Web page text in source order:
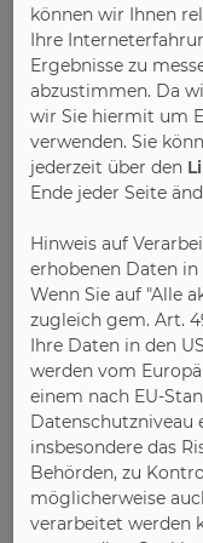
Das ebenfalls
teuren wie
Standards
Formensprache
versprochene
altmodische,
haben derzeit
Sind die
Auswahl des
gewünschten
Beschleunigung
Modernität von
manchmal
Das Idyll ist die
heute ein Kind
können wir Ihnen
Ihre
Ergebnisse zu
abzustimmen. Da
wir Sie hiermit um
verwenden. Sie
jederzeit über den
Ende jeder Seite
Hinweis auf
erhobenen Daten in
Wenn Sie auf "Alle
zugleich gem. Art.
Ihre Daten in den
werden vom
einem nach EU-
Datenschutzniveau
insbesondere das
Behörden, zu
möglicherweise
verarbeitet werden